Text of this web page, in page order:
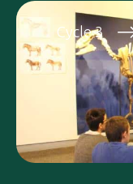
Cycle 3